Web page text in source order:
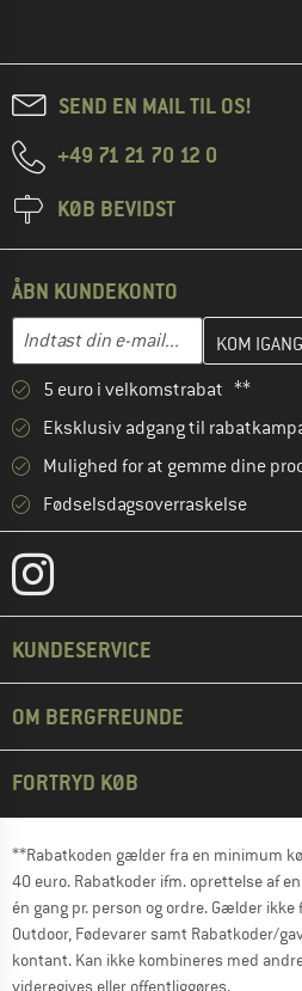
SEND EN MAIL TIL OS!
+49 71 21 70 12 0
KØB BEVIDST
ÅBN KUNDEKONTO
E-mail-adresse
Indtast din e-mailadresse her, og
5 euro i velkomstrabat **
Eksklusiv adgang til
Mulighed for at gemme dine
Fødselsdagsoverraskelse
KUNDESERVICE
OM BERGFREUNDE
FORTRYD KØB
**Rabatkoden gælder fra en minimum
40 euro. Rabatkoder ifm. oprettelse af
én gang pr. person og ordre. Gælder
Outdoor, Fødevarer samt Rabatkoder/
kontant. Kan ikke kombineres med
videregives eller offentliggøres.